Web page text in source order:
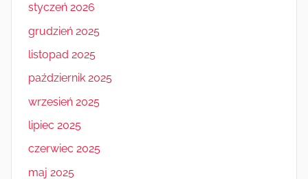
styczeń 2026
grudzień 2025
listopad 2025
październik 2025
wrzesień 2025
lipiec 2025
czerwiec 2025
maj 2025